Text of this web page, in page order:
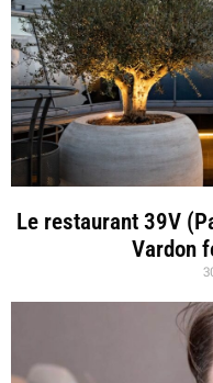
Le restaurant 39V
Vardon